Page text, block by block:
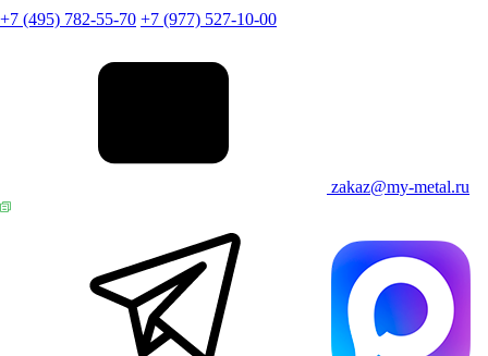
+7 (495) 782-55-70 +7 (977) 527-10-00
zakaz@my-metal.ru